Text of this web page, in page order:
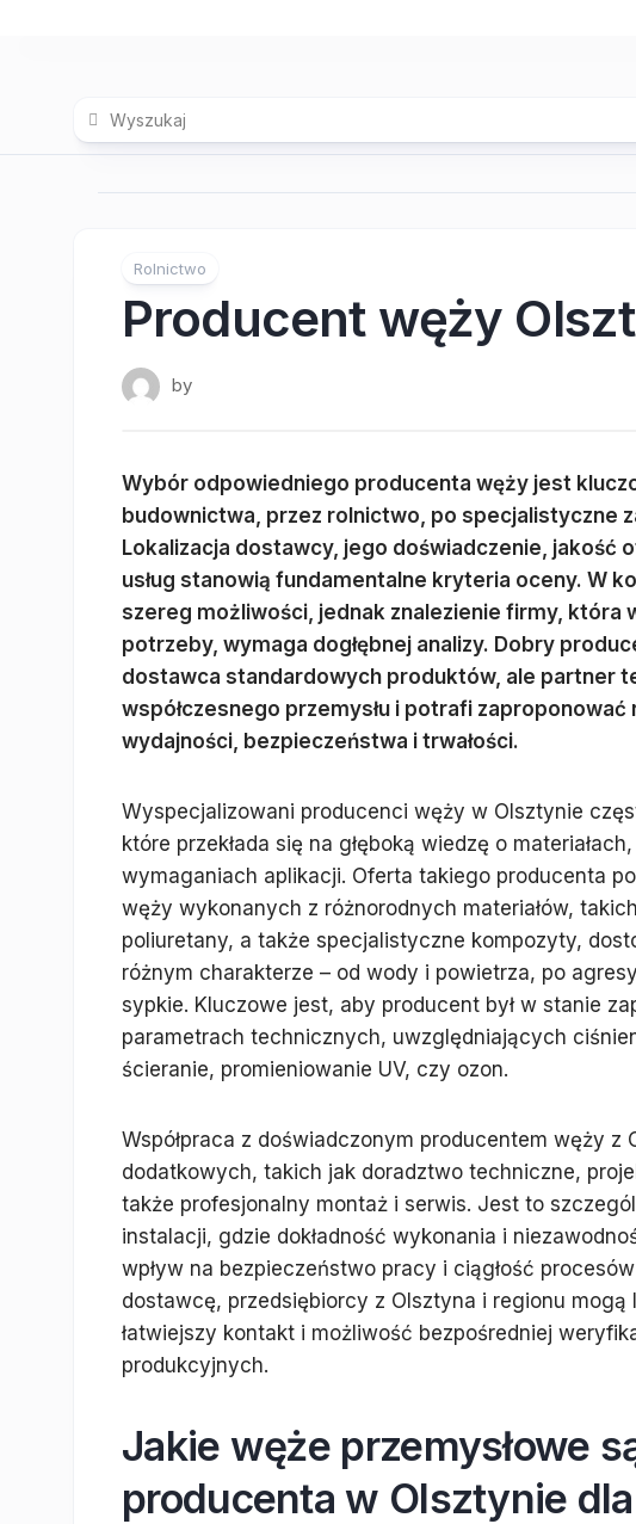
Rolnictwo
Producent węży
by
Wybór odpowiedniego producenta węży jest
budownictwa, przez rolnictwo, po specjalistyczne
Lokalizacja dostawcy, jego doświadczenie, jakość
usług stanowią fundamentalne kryteria oceny. W
szereg możliwości, jednak znalezienie firmy, która
potrzeby, wymaga dogłębnej analizy. Dobry
dostawca standardowych produktów, ale partner
współczesnego przemysłu i potrafi
wydajności, bezpieczeństwa i trwałości.
Wyspecjalizowani producenci węży w Olsztynie
które przekłada się na głęboką wiedzę o
wymaganiach aplikacji. Oferta takiego producenta
węży wykonanych z różnorodnych materiałów,
poliuretany, a także specjalistyczne kompozyty,
różnym charakterze – od wody i powietrza, po
sypkie. Kluczowe jest, aby producent był w stanie
parametrach technicznych, uwzględniających
ścieranie, promieniowanie UV, czy ozon.
Współpraca z doświadczonym producentem węży z
dodatkowych, takich jak doradztwo techniczne,
także profesjonalny montaż i serwis. Jest to
instalacji, gdzie dokładność wykonania i
wpływ na bezpieczeństwo pracy i ciągłość
dostawcę, przedsiębiorcy z Olsztyna i regionu
łatwiejszy kontakt i możliwość bezpośredniej
produkcyjnych.
Jakie węże przemysłowe
producenta w Olsztynie